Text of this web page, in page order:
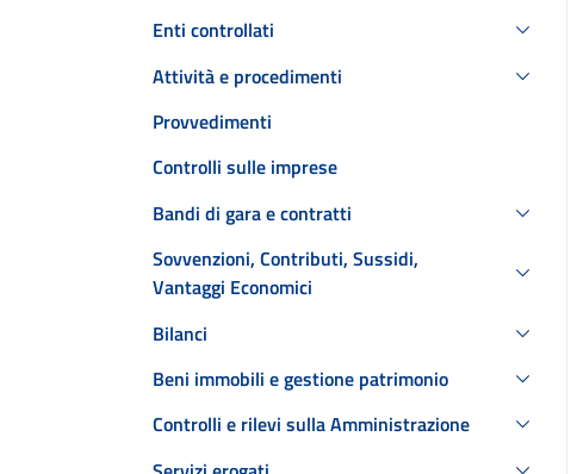
Enti controllati
Attività e procedimenti
Provvedimenti
Controlli sulle imprese
Bandi di gara e contratti
Sovvenzioni, Contributi, Sussidi,
Vantaggi Economici
Bilanci
Beni immobili e gestione patrimonio
Controlli e rilevi sulla Amministrazione